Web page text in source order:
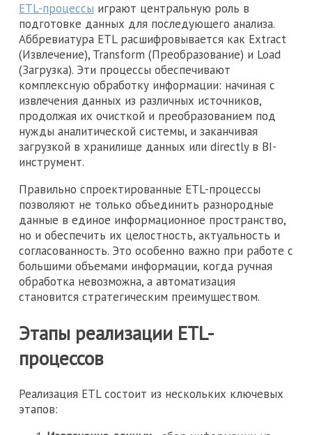
ETL-процессы играют центральную роль в
подготовке данных для последующего анализа.
Аббревиатура ETL расшифровывается как Extract
(Извлечение), Transform (Преобразование) и Load
(Загрузка). Эти процессы обеспечивают
комплексную обработку информации: начиная с
извлечения данных из различных источников,
продолжая их очисткой и преобразованием под
нужды аналитической системы, и заканчивая
загрузкой в хранилище данных или directly в BI-
инструмент.
Правильно спроектированные ETL-процессы
позволяют не только объединить разнородные
данные в единое информационное пространство,
но и обеспечить их целостность, актуальность и
согласованность. Это особенно важно при работе с
большими объемами информации, когда ручная
обработка невозможна, а автоматизация
становится стратегическим преимуществом.
Этапы реализации ETL-
процессов
Реализация ETL состоит из нескольких ключевых
этапов: